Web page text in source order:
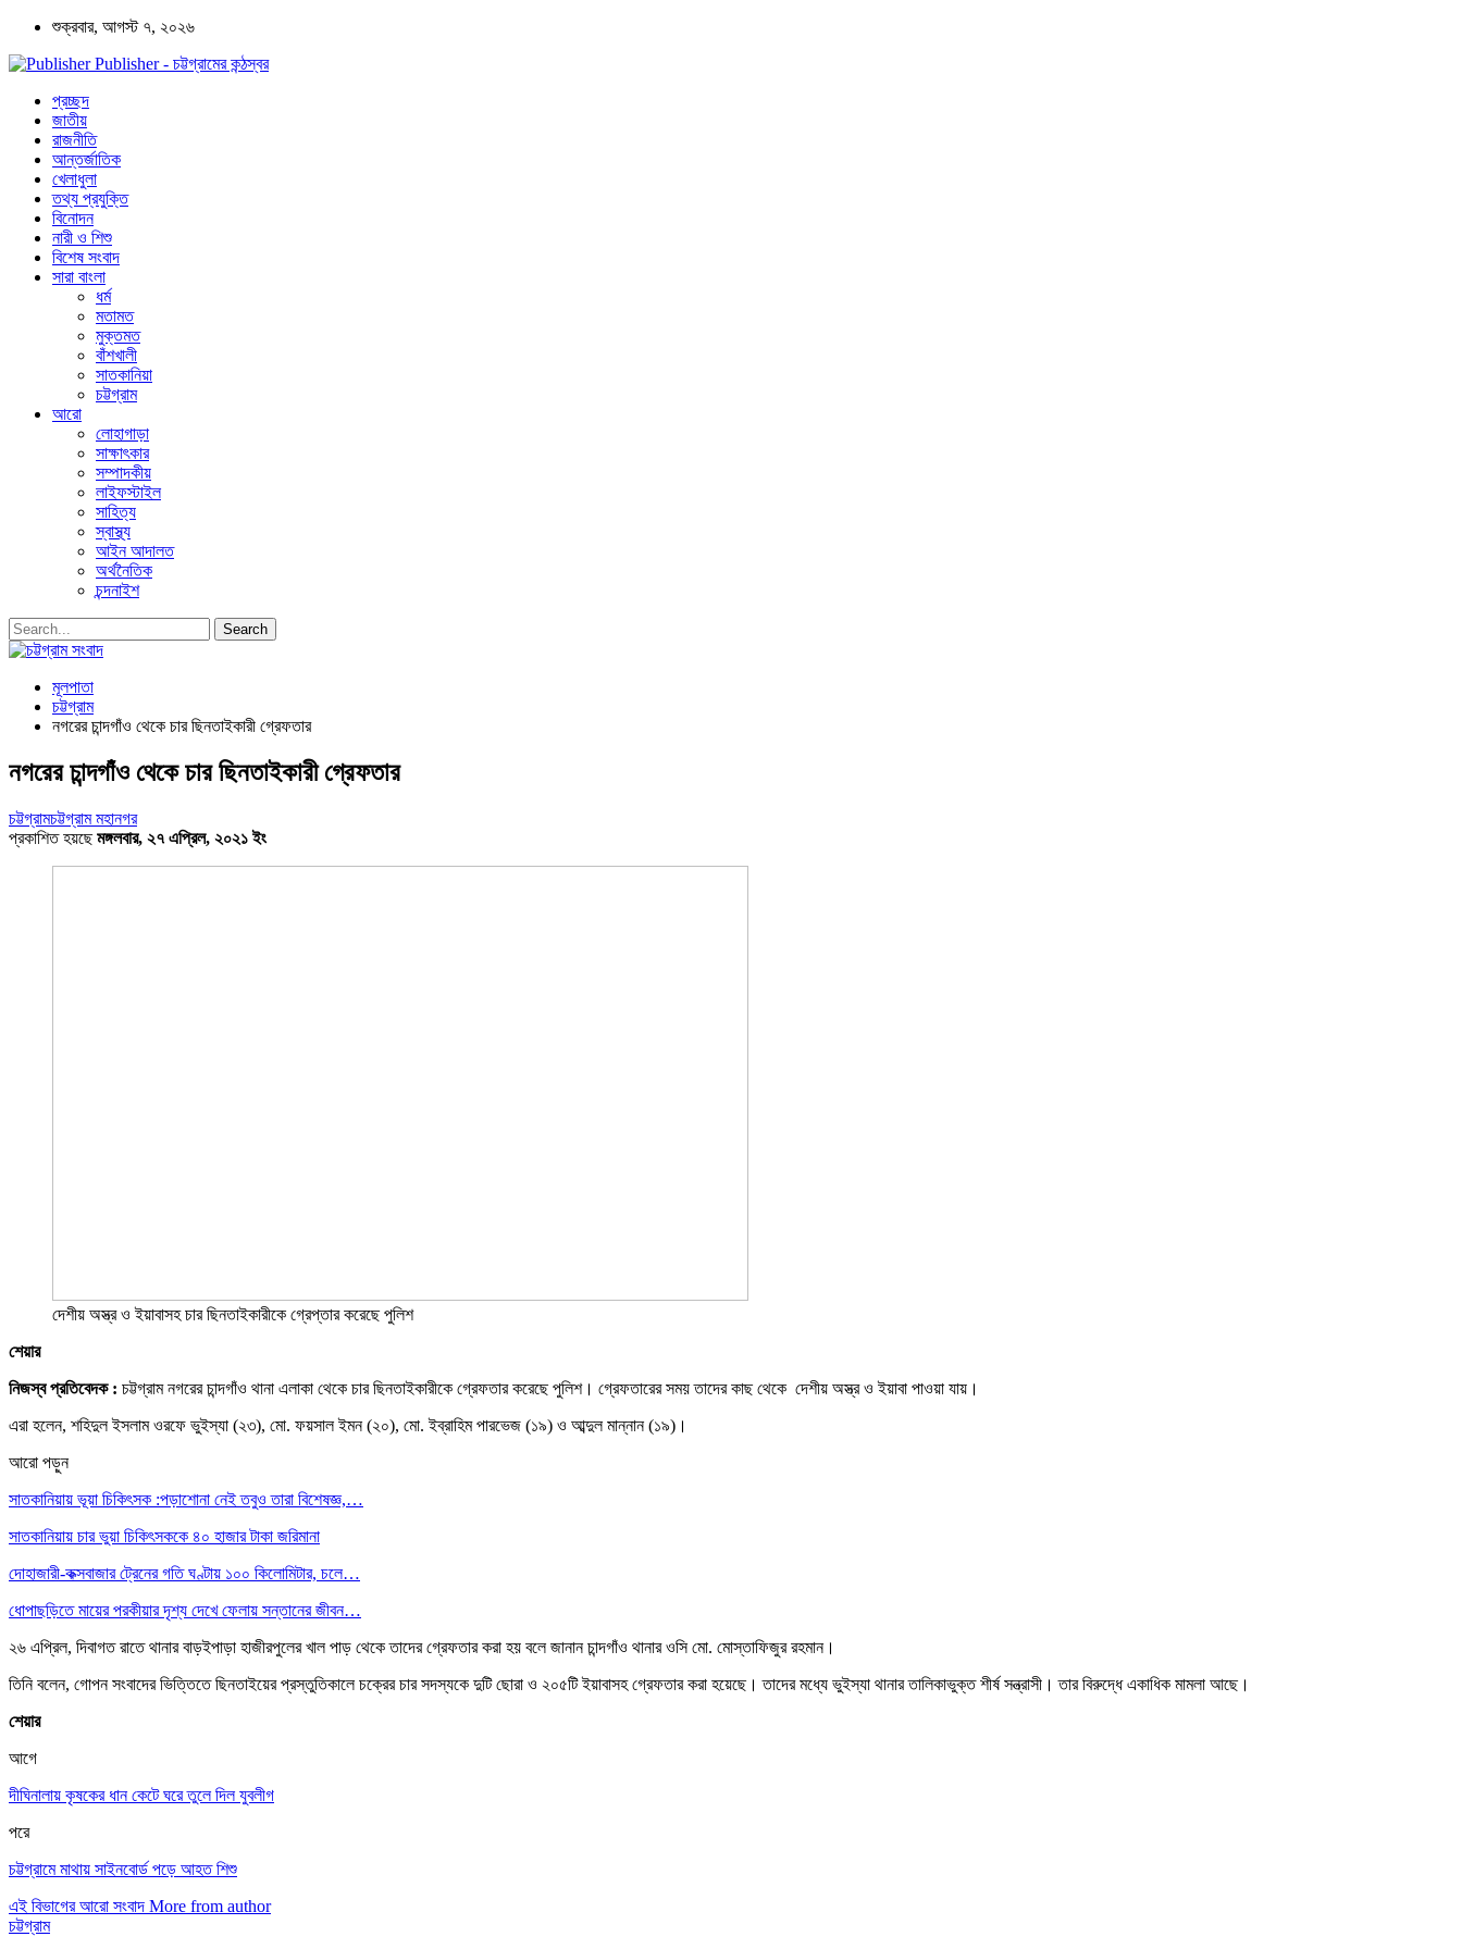
শুক্রবার, আগস্ট ৭, ২০২৬
Publisher - চট্টগ্রামের কন্ঠস্বর
প্রচ্ছদ
জাতীয়
রাজনীতি
আন্তর্জাতিক
খেলাধুলা
তথ্য প্রযুক্তি
বিনোদন
নারী ও শিশু
বিশেষ সংবাদ
সারা বাংলা
ধর্ম
মতামত
মুক্তমত
বাঁশখালী
সাতকানিয়া
চট্টগ্রাম
আরো
লোহাগাড়া
সাক্ষাৎকার
সম্পাদকীয়
লাইফস্টাইল
সাহিত্য
স্বাস্থ্য
আইন আদালত
অর্থনৈতিক
চন্দনাইশ
মূলপাতা
চট্টগ্রাম
নগরের চান্দগাঁও থেকে চার ছিনতাইকারী গ্রেফতার
নগরের চান্দগাঁও থেকে চার ছিনতাইকারী গ্রেফতার
চট্টগ্রামচট্টগ্রাম মহানগর
প্রকাশিত হয়ছেমঙ্গলবার, ২৭ এপ্রিল, ২০২১ ইং
দেশীয় অস্ত্র ও ইয়াবাসহ চার ছিনতাইকারীকে গ্রেপ্তার করেছে পুলিশ
শেয়ার
নিজস্ব প্রতিবেদক : চট্টগ্রাম নগরের চান্দগাঁও থানা এলাকা থেকে চার ছিনতাইকারীকে গ্রেফতার করেছে পুলিশ। গ্রেফতারের সময় তাদের কাছ থেকে দেশীয় অস্ত্র ও ইয়াবা পাওয়া যায়।
এরা হলেন, শহিদুল ইসলাম ওরফে ভুইস্যা (২৩), মো. ফয়সাল ইমন (২০), মো. ইব্রাহিম পারভেজ (১৯) ও আব্দুল মান্নান (১৯)।
আরো পড়ুন
সাতকানিয়ায় ভূয়া চিকিৎসক :পড়াশোনা নেই তবুও তারা বিশেষজ্ঞ,…
সাতকানিয়ায় চার ভুয়া চিকিৎসককে ৪০ হাজার টাকা জরিমানা
দোহাজারী-কক্সবাজার ট্রেনের গতি ঘণ্টায় ১০০ কিলোমিটার, চলে…
ধোপাছড়িতে মায়ের পরকীয়ার দৃশ্য দেখে ফেলায় সন্তানের জীবন…
২৬ এপ্রিল, দিবাগত রাতে থানার বাড়ইপাড়া হাজীরপুলের খাল পাড় থেকে তাদের গ্রেফতার করা হয় বলে জানান চান্দগাঁও থানার ওসি মো. মোস্তাফিজুর রহমান।
তিনি বলেন, গোপন সংবাদের ভিত্তিতে ছিনতাইয়ের প্রস্তুতিকালে চক্রের চার সদস্যকে দুটি ছোরা ও ২০৫টি ইয়াবাসহ গ্রেফতার করা হয়েছে। তাদের মধ্যে ভুইস্যা থানার তালিকাভুক্ত শীর্ষ সন্ত্রাসী। তার বিরুদ্ধে একাধিক মামলা আছে।
শেয়ার
আগে
দীঘিনালায় কৃষকের ধান কেটে ঘরে তুলে দিল যুবলীগ
পরে
চট্টগ্রামে মাথায় সাইনবোর্ড পড়ে আহত শিশু
এই বিভাগের আরো সংবাদ More from author
চট্টগ্রাম